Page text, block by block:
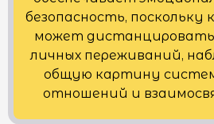
безопасность, поскольку
может
личных переживаний,
общую картину
отношений и